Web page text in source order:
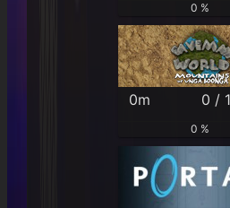
0 %
0m 0 /
0 %